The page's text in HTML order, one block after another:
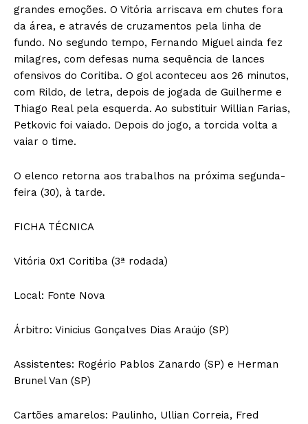
grandes emoções. O Vitória arriscava em chutes fora
da área, e através de cruzamentos pela linha de
fundo. No segundo tempo, Fernando Miguel ainda fez
milagres, com defesas numa sequência de lances
ofensivos do Coritiba. O gol aconteceu aos 26 minutos,
com Rildo, de letra, depois de jogada de Guilherme e
Thiago Real pela esquerda. Ao substituir Willian Farias,
Petkovic foi vaiado. Depois do jogo, a torcida volta a
vaiar o time.
O elenco retorna aos trabalhos na próxima segunda-
feira (30), à tarde.
FICHA TÉCNICA
Vitória 0x1 Coritiba (3ª rodada)
Local: Fonte Nova
Árbitro: Vinicius Gonçalves Dias Araújo (SP)
Assistentes: Rogério Pablos Zanardo (SP) e Herman
Brunel Van (SP)
Cartões amarelos: Paulinho, Ullian Correia, Fred